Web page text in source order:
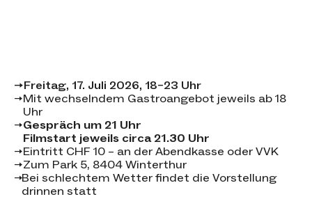
Event-Details
→Freitag, 17. Juli 2026, 18–23 Uhr
→Mit wechselndem Gastroangebot jeweils ab 18
Uhr
→Gespräch um 21 Uhr
Filmstart jeweils circa 21.30 Uhr
→Eintritt CHF 10 – an der Abendkasse oder VVK
→Zum Park 5, 8404 Winterthur
→Bei schlechtem Wetter findet die Vorstellung
drinnen statt